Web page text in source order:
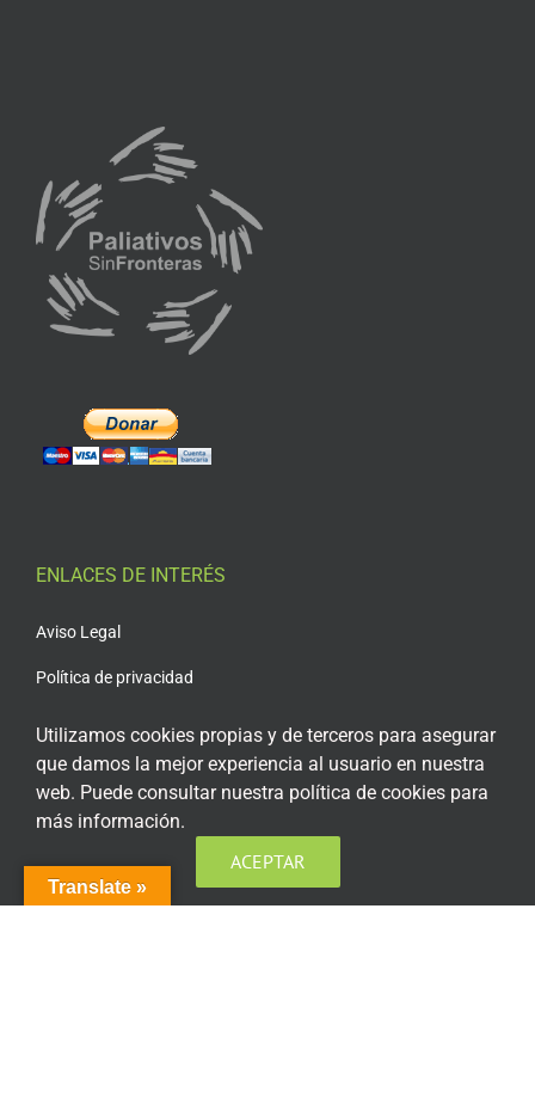
ENLACES DE INTERÉS
Aviso Legal
Política de privacidad
Política de cookies
Condiciones generales de contratación
Acceso plataforma de teleformación
Translate »
Utilizamos cookies propias y de terceros para asegurar
que damos la mejor experiencia al usuario en nuestra
web. Puede consultar nuestra política de cookies para
más información.
ACEPTAR